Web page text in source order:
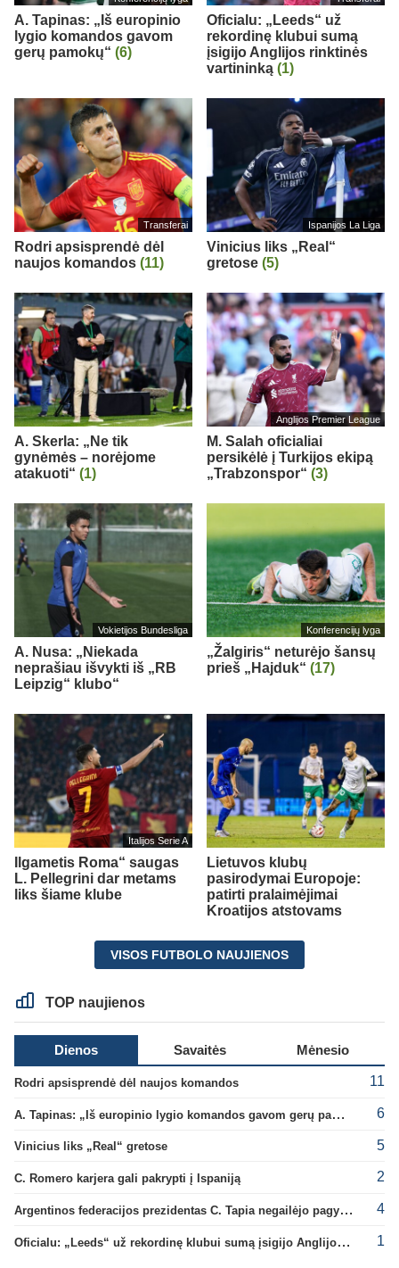
A. Tapinas: „Iš europinio
lygio komandos gavom
gerų pamokų“ (6)
Oficialu: „Leeds“ už
rekordinę klubui sumą
įsigijo Anglijos rinktinės
vartininką (1)
Transferai
Rodri apsisprendė dėl
naujos komandos (11)
Ispanijos La Liga
Vinicius liks „Real“
gretose (5)
A. Skerla: „Ne tik
gynėmės – norėjome
atakuoti“ (1)
Anglijos Premier League
M. Salah oficialiai
persikėlė į Turkijos ekipą
„Trabzonspor“ (3)
Vokietijos Bundesliga
A. Nusa: „Niekada
neprašiau išvykti iš „RB
Leipzig“ klubo“
Konferencijų lyga
„Žalgiris“ neturėjo šansų
prieš „Hajduk“ (17)
Italijos Serie A
Ilgametis Roma“ saugas
L. Pellegrini dar metams
liks šiame klube
Lietuvos klubų
pasirodymai Europoje:
patirti pralaimėjimai
Kroatijos atstovams
VISOS FUTBOLO NAUJIENOS
TOP naujienos
Dienos Savaitės Mėnesio
Rodri apsisprendė dėl naujos komandos 11
A. Tapinas: „Iš europinio lygio komandos gavom gerų pamokų“ 6
Vinicius liks „Real“ gretose 5
C. Romero karjera gali pakrypti į Ispaniją 2
Argentinos federacijos prezidentas C. Tapia negailėjo pagyrų G. Infantino 4
Oficialu: „Leeds“ už rekordinę klubui sumą įsigijo Anglijos rinktinės vartininką 1